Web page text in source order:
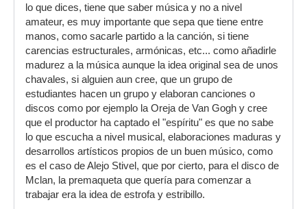
lo que dices, tiene que saber música y no a nivel
amateur, es muy importante que sepa que tiene entre
manos, como sacarle partido a la canción, si tiene
carencias estructurales, armónicas, etc... como añadirle
madurez a la música aunque la idea original sea de unos
chavales, si alguien aun cree, que un grupo de
estudiantes hacen un grupo y elaboran canciones o
discos como por ejemplo la Oreja de Van Gogh y cree
que el productor ha captado el "espíritu" es que no sabe
lo que escucha a nivel musical, elaboraciones maduras y
desarrollos artísticos propios de un buen músico, como
es el caso de Alejo Stivel, que por cierto, para el disco de
Mclan, la premaqueta que quería para comenzar a
trabajar era la idea de estrofa y estribillo.